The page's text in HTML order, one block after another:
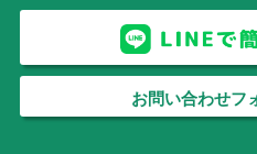
お問い合わせフ